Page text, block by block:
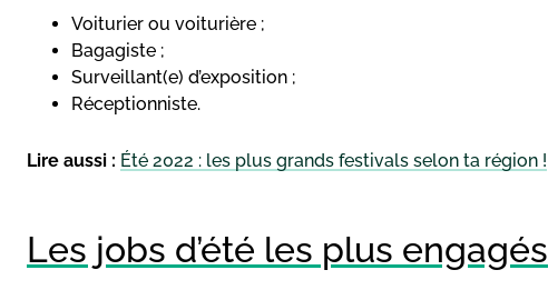
Voiturier ou voiturière ;
Bagagiste ;
Surveillant(e) d’exposition ;
Réceptionniste.
Lire aussi : Été 2022 : les plus grands festivals selon ta région !
Les jobs d’été les plus engagés